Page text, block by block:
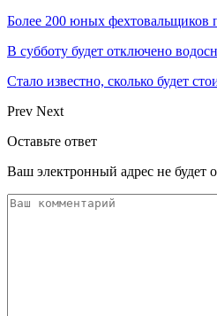
Более 200 юных фехтовальщиков
В субботу будет отключено
Стало известно, сколько будет
Prev Next
Оставьте ответ
Ваш электронный адрес не будет